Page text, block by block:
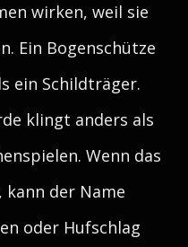
wirken, weil sie
Ein Bogenschütze
ein Schildträger.
klingt anders als
Wenn das
der Name
oder Hufschlag